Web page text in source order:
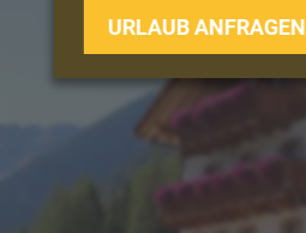
URLAUB ANFRAGEN